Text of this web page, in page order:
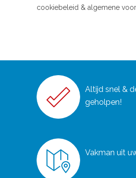
cookiebeleid & algemene
Altijd snel &
geholpen!
Vakman uit